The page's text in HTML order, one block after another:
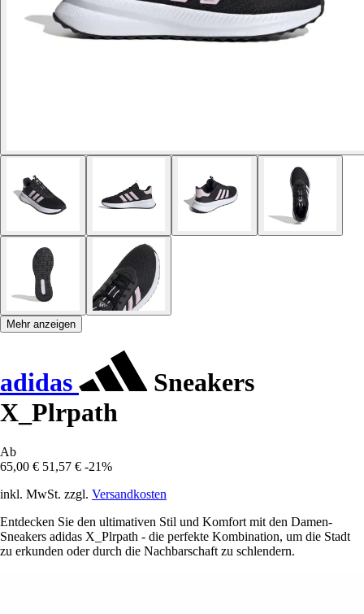
Mehr anzeigen
adidas
Sneakers
X_Plrpath
Ab
65,00 € 51,57 € -21%
inkl. MwSt. zzgl. Versandkosten
Entdecken Sie den ultimativen Stil und Komfort mit den Damen-
Sneakers adidas X_Plrpath - die perfekte Kombination, um die Stadt
zu erkunden oder durch die Nachbarschaft zu schlendern.